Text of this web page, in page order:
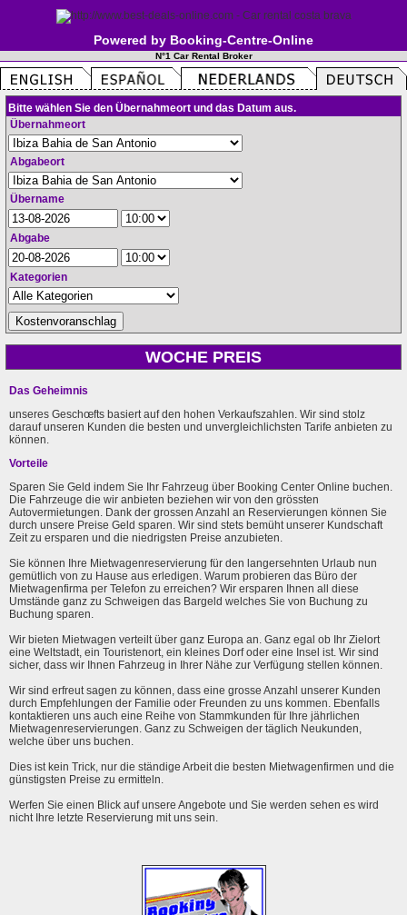
Powered by Booking-Centre-Online
N°1 Car Rental Broker
Bitte wählen Sie den Übernahmeort und das Datum aus.
Übernahmeort
Abgabeort
Übername
Abgabe
Kategorien
WOCHE PREIS
Das Geheimnis
unseres Geschœfts basiert auf den hohen Verkaufszahlen. Wir sind stolz
darauf unseren Kunden die besten und unvergleichlichsten Tarife anbieten zu
können.
Vorteile
Sparen Sie Geld indem Sie Ihr Fahrzeug über Booking Center Online buchen.
Die Fahrzeuge die wir anbieten beziehen wir von den grössten
Autovermietungen. Dank der grossen Anzahl an Reservierungen können Sie
durch unsere Preise Geld sparen. Wir sind stets bemüht unserer Kundschaft
Zeit zu ersparen und die niedrigsten Preise anzubieten.
Sie können Ihre Mietwagenreservierung für den langersehnten Urlaub nun
gemütlich von zu Hause aus erledigen. Warum probieren das Büro der
Mietwagenfirma per Telefon zu erreichen? Wir ersparen Ihnen all diese
Umstände ganz zu Schweigen das Bargeld welches Sie von Buchung zu
Buchung sparen.
Wir bieten Mietwagen verteilt über ganz Europa an. Ganz egal ob Ihr Zielort
eine Weltstadt, ein Touristenort, ein kleines Dorf oder eine Insel ist. Wir sind
sicher, dass wir Ihnen Fahrzeug in Ihrer Nähe zur Verfügung stellen können.
Wir sind erfreut sagen zu können, dass eine grosse Anzahl unserer Kunden
durch Empfehlungen der Familie oder Freunden zu uns kommen. Ebenfalls
kontaktieren uns auch eine Reihe von Stammkunden für Ihre jährlichen
Mietwagenreservierungen. Ganz zu Schweigen der täglich Neukunden,
welche über uns buchen.
Dies ist kein Trick, nur die ständige Arbeit die besten Mietwagenfirmen und die
günstigsten Preise zu ermitteln.
Werfen Sie einen Blick auf unsere Angebote und Sie werden sehen es wird
nicht Ihre letzte Reservierung mit uns sein.